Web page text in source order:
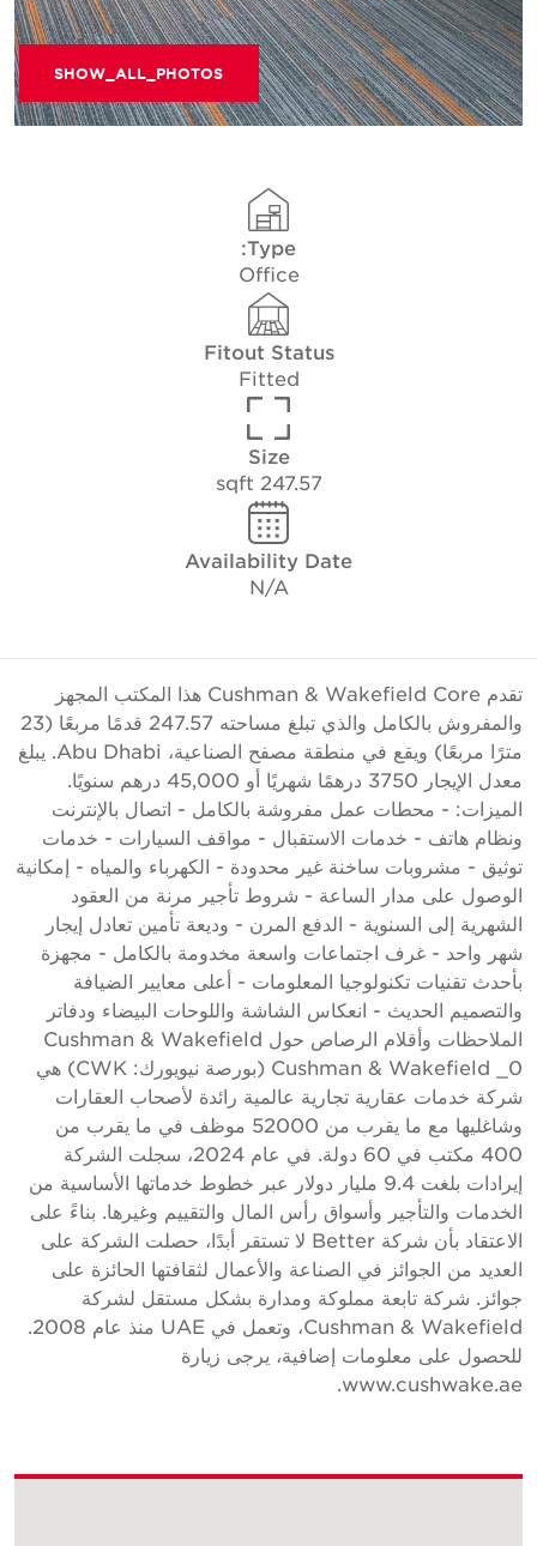
SHOW_ALL_PHOTOS
Type:
Office
Fitout Status
Fitted
Size
247.57 sqft
Availability Date
N/A
تقدم Cushman & Wakefield Core هذا المكتب المجهز
والمفروش بالكامل والذي تبلغ مساحته 247.57 قدمًا مربعًا (23
مترًا مربعًا) ويقع في منطقة مصفح الصناعية، Abu Dhabi. يبلغ
معدل الإيجار 3750 درهمًا شهريًا أو 45,000 درهم سنويًا.
الميزات: - محطات عمل مفروشة بالكامل - اتصال بالإنترنت
ونظام هاتف - خدمات الاستقبال - مواقف السيارات - خدمات
توثيق - مشروبات ساخنة غير محدودة - الكهرباء والمياه - إمكانية
الوصول على مدار الساعة - شروط تأجير مرنة من العقود
الشهرية إلى السنوية - الدفع المرن - وديعة تأمين تعادل إيجار
شهر واحد - غرف اجتماعات واسعة مخدومة بالكامل - مجهزة
بأحدث تقنيات تكنولوجيا المعلومات - أعلى معايير الضيافة
والتصميم الحديث - انعكاس الشاشة واللوحات البيضاء ودفاتر
الملاحظات وأقلام الرصاص حول Cushman & Wakefield
Cushman & Wakefield _0 (بورصة نيويورك: CWK) هي
شركة خدمات عقارية تجارية عالمية رائدة لأصحاب العقارات
وشاغليها مع ما يقرب من 52000 موظف في ما يقرب من
400 مكتب في 60 دولة. في عام 2024، سجلت الشركة
إيرادات بلغت 9.4 مليار دولار عبر خطوط خدماتها الأساسية من
الخدمات والتأجير وأسواق رأس المال والتقييم وغيرها. بناءً على
الاعتقاد بأن شركة Better لا تستقر أبدًا، حصلت الشركة على
العديد من الجوائز في الصناعة والأعمال لثقافتها الحائزة على
جوائز. شركة تابعة مملوكة ومدارة بشكل مستقل لشركة
Cushman & Wakefield، وتعمل في UAE منذ عام 2008.
للحصول على معلومات إضافية، يرجى زيارة
www.cushwake.ae.